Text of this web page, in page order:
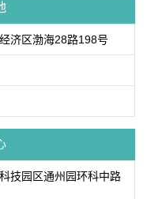
济区渤海28路198号
技园区通州园环科中路